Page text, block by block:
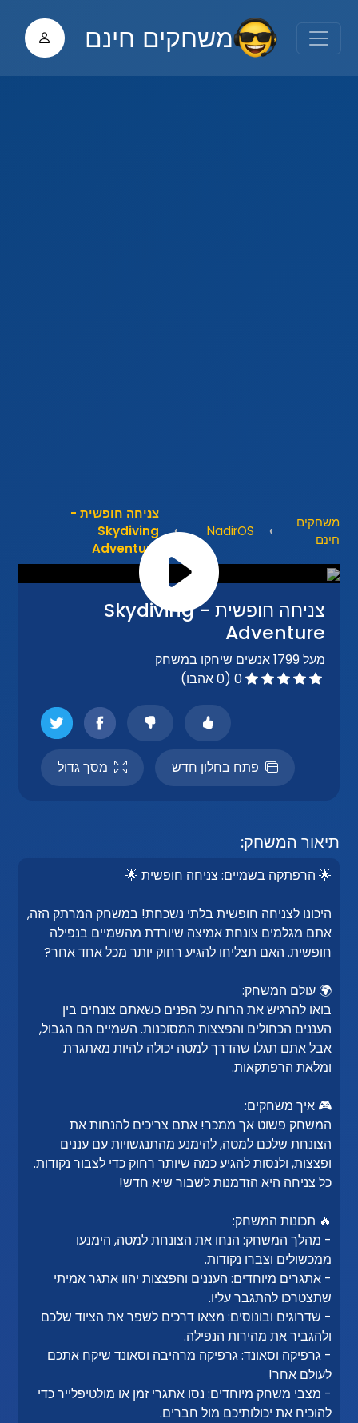
משחקים חינם
משחקים
חינם
NadirOS
צניחה חופשית -
Skydiving
Adventure
צניחה חופשית - Skydiving
Adventure
מעל 1799 אנשים שיחקו במשחק
0 (0 אהבו)
פתח בחלון חדש מסך גדול
תיאור המשחק:
🌟 הרפתקה בשמיים: צניחה חופשית 🌟
היכונו לצניחה חופשית בלתי נשכחת! במשחק המרתק הזה,
אתם מגלמים צונחת אמיצה שיורדת מהשמיים בנפילה
חופשית. האם תצליחו להגיע רחוק יותר מכל אחד אחר?
🌍 עולם המשחק:
בואו להרגיש את הרוח על הפנים כשאתם צונחים בין
העננים הכחולים והפצצות המסוכנות. השמיים הם הגבול,
אבל אתם תגלו שהדרך למטה יכולה להיות מאתגרת
ומלאת הרפתקאות.
🎮 איך משחקים:
המשחק פשוט אך ממכר! אתם צריכים להנחות את
הצונחת שלכם למטה, להימנע מהתנגשויות עם עננים
ופצצות, ולנסות להגיע כמה שיותר רחוק כדי לצבור נקודות.
כל צניחה היא הזדמנות לשבור שיא חדש!
🔥 תכונות המשחק:
- מהלך המשחק: הנחו את הצונחת למטה, הימנעו
ממכשולים וצברו נקודות.
- אתגרים מיוחדים: העננים והפצצות יהוו אתגר אמיתי
שתצטרכו להתגבר עליו.
- שדרוגים ובונוסים: מצאו דרכים לשפר את הציוד שלכם
ולהגביר את מהירות הנפילה.
- גרפיקה וסאונד: גרפיקה מרהיבה וסאונד שיקח אתכם
לעולם אחר!
- מצבי משחק מיוחדים: נסו אתגרי זמן או מולטיפלייר כדי
להוכיח את יכולותיכם מול חברים.